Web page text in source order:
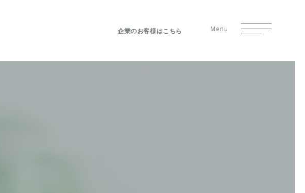
企業のお客様はこちら Menu